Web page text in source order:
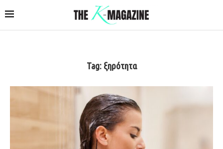
Tag: ξηρότητα